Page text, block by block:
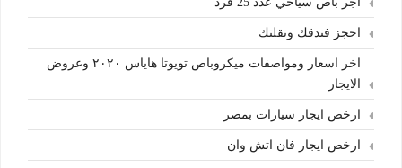
احجز فندقك ونقلتك
اخر اسعار ومواصفات ميكروباص تويوتا هاياس ٢٠٢٠ وعروض
الايجار
ارخص ايجار سيارات بمصر
ارخص ايجار فان اتش وان